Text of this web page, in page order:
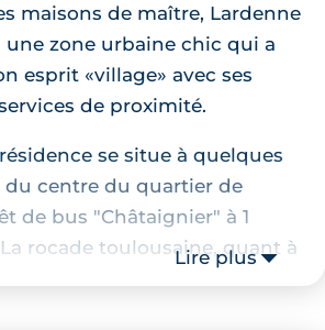
maisons de maître, Lardenne
une zone urbaine chic qui a
esprit «village» avec ses
de proximité.
se situe à quelques
centre du quartier de
de bus "Châtaignier" à 1
rocade toulousaine, quant à
Lire plus